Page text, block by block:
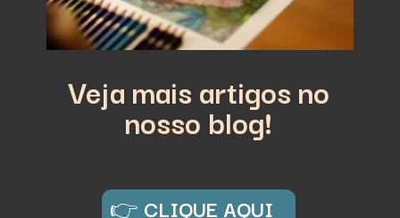
Veja mais artigos no
nosso blog!
👉 CLIQUE AQUI